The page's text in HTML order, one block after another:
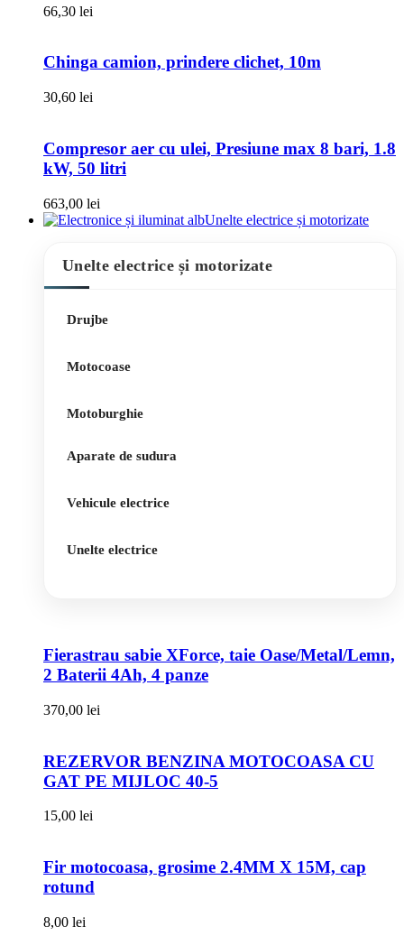
66,30 lei
Chinga camion, prindere clichet, 10m
30,60 lei
Compresor aer cu ulei, Presiune max 8 bari, 1.8
kW, 50 litri
663,00 lei
Unelte electrice și motorizate
Unelte electrice și motorizate
Drujbe
Motocoase
Motoburghie
Aparate de sudura
Vehicule electrice
Unelte electrice
Fierastrau sabie XForce, taie Oase/Metal/Lemn,
2 Baterii 4Ah, 4 panze
370,00 lei
REZERVOR BENZINA MOTOCOASA CU
GAT PE MIJLOC 40-5
15,00 lei
Fir motocoasa, grosime 2.4MM X 15M, cap
rotund
8,00 lei